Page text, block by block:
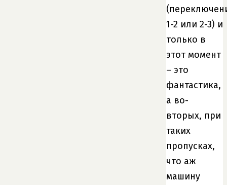
1-2 или 2-3) и
только в
этот момент
– это
фантастика,
а во-
вторых, при
таких
пропусках,
что аж
машину